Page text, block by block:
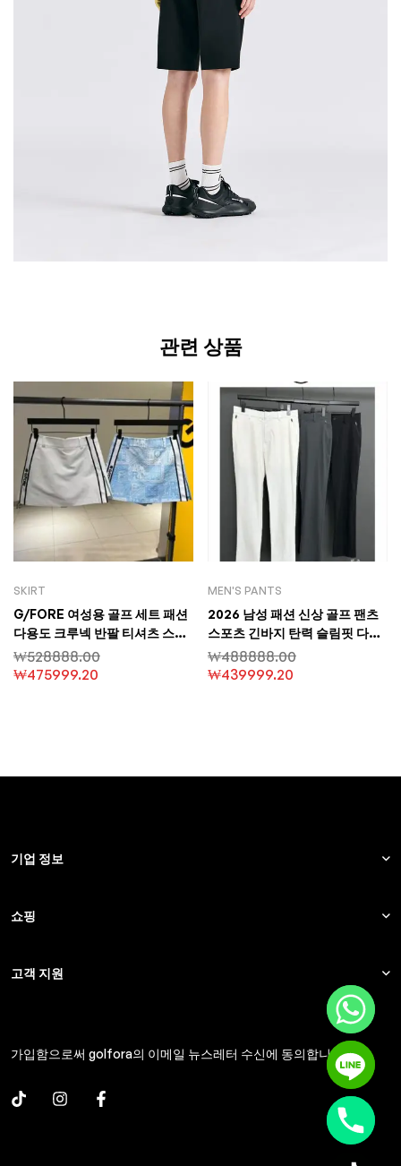
관련 상품
SKIRT
G/FORE 여성용 골프 세트 패션
다용도 크루넥 반팔 티셔츠 스포
츠 편안함 슬림핏 하이웨이스트
미니스커트
₩528888.00
₩475999.20
MEN'S PANTS
2026 남성 패션 신상 골프 팬츠
스포츠 긴바지 탄력 슬림핏 다용
도 남성 바지 스트레이트 컷
₩488888.00
₩439999.20
기업 정보
쇼핑
고객 지원
가입함으로써 golfora의 이메일 뉴스레터 수신에 동의합니다.